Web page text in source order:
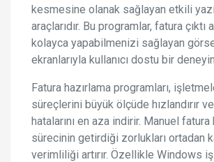
kesmesine olanak sağlayan etkili
araçlarıdır. Bu programlar, fatura çıktı
kolayca yapabilmenizi sağlayan
ekranlarıyla kullanıcı dostu bir
Fatura hazırlama programları,
süreçlerini büyük ölçüde hızlandırır
hatalarını en aza indirir. Manuel fatura
sürecinin getirdiği zorlukları ortadan
verimliliği artırır. Özellikle Windows